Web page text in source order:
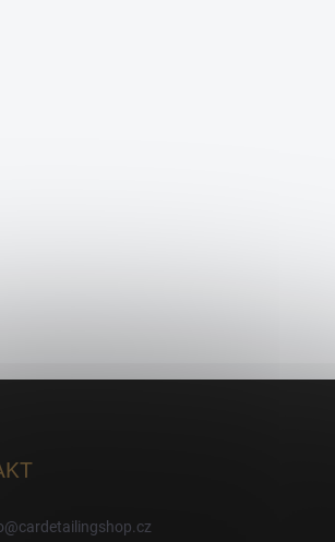
@cardetailingshop.cz